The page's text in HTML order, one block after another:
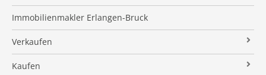
Immobilienmakler Erlangen-Bruck
Verkaufen
Verkaufsanfrage
Kaufen